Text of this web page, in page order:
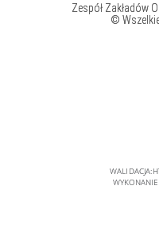
Zespół Zakładów
©
WALIDACJA:
WYKONANIE